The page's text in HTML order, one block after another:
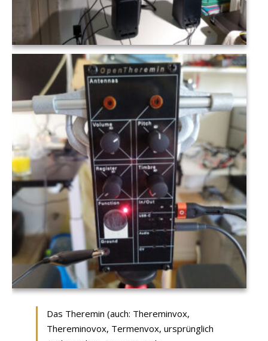
Das Theremin (auch: Thereminvox,
Thereminovox, Termenvox, ursprünglich